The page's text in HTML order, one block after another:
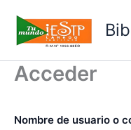
contenido
Acceder
Nombre de usuario o